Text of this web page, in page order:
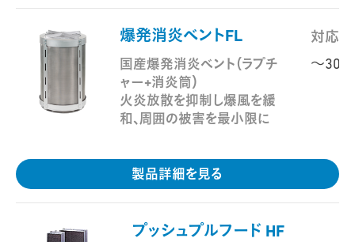
爆発消炎ベントFL
国産爆発消炎ベント（ラプチ
ャー+消炎筒）
火炎放散を抑制し爆風を緩
和、周囲の被害を最小限に
対応
～300
製品詳細を見る
プッシュプルフード HF